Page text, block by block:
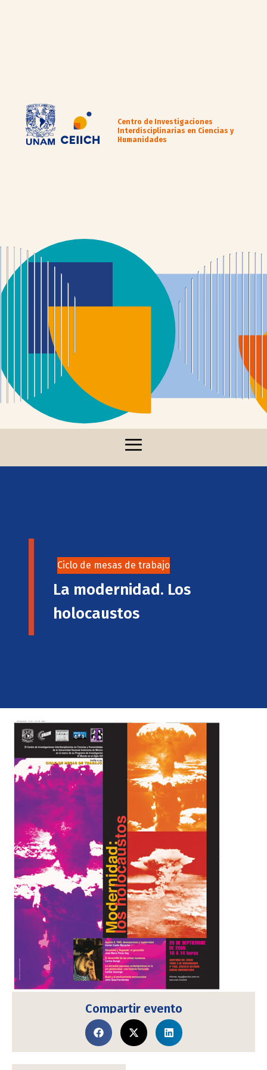
Centro de Investigaciones
Interdisciplinarias en Ciencias y
Humanidades
Ciclo de mesas de trabajo
La modernidad. Los
holocaustos
Compartir evento